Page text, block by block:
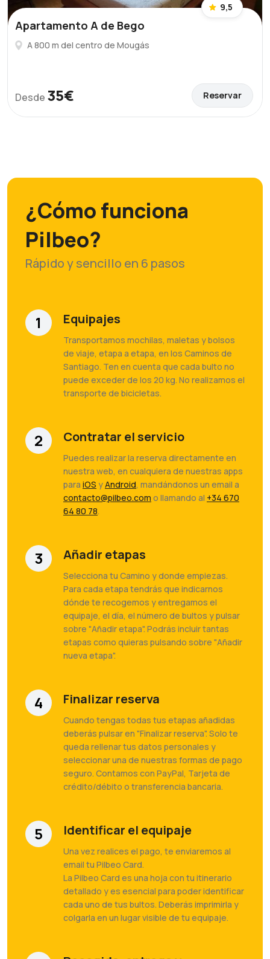
9,5
Apartamento A de Bego
A 800 m del centro de Mougás
Desde 35€ Reservar
¿Cómo funciona
Pilbeo?
Rápido y sencillo en 6 pasos
1 Equipajes
Transportamos mochilas, maletas y bolsos
de viaje, etapa a etapa, en los Caminos de
Santiago. Ten en cuenta que cada bulto no
puede exceder de los 20 kg. No realizamos el
transporte de bicicletas.
4 Finalizar reserva
Cuando tengas todas tus etapas añadidas
deberás pulsar en "Finalizar reserva". Solo te
queda rellenar tus datos personales y
seleccionar una de nuestras formas de pago
seguro. Contamos con PayPal, Tarjeta de
crédito/débito o transferencia bancaria.
2 Contratar el servicio
Puedes realizar la reserva directamente en
nuestra web, en cualquiera de nuestras apps
para iOS yAndroid, mandándonos un email a
contacto@pilbeo.com o llamando al +34 670
64 80 78.
5 Identificar el equipaje
Una vez realices el pago, te enviaremos al
email tu Pilbeo Card.
La Pilbeo Card es una hoja con tu itinerario
detallado y es esencial para poder identificar
cada uno de tus bultos. Deberás imprimirla y
colgarla en un lugar visible de tu equipaje.
3 Añadir etapas
Selecciona tu Camino y donde empiezas.
Para cada etapa tendrás que indicarnos
dónde te recogemos y entregamos el
equipaje, el día, el número de bultos y pulsar
sobre "Añadir etapa". Podrás incluir tantas
etapas como quieras pulsando sobre "Añadir
nueva etapa".